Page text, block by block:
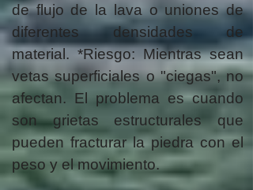
de flujo de la lava o uniones de
diferentes densidades de
material. *Riesgo: Mientras sean
vetas superficiales o "ciegas", no
afectan. El problema es cuando
son grietas estructurales que
pueden fracturar la piedra con el
peso y el movimiento.